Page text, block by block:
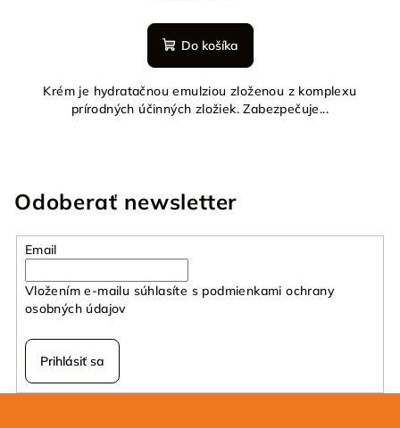
Do košíka
Krém je hydratačnou emulziou zloženou z komplexu
prírodných účinných zložiek. Zabezpečuje...
Odoberať newsletter
Email
Vložením e-mailu súhlasíte s podmienkami ochrany
osobných údajov
Prihlásiť sa